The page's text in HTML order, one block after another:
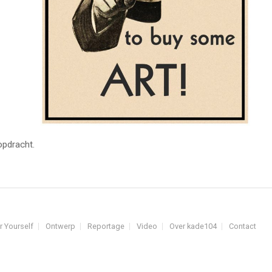
Yourself Ontwerp Reportage Video Over kade104 Contact